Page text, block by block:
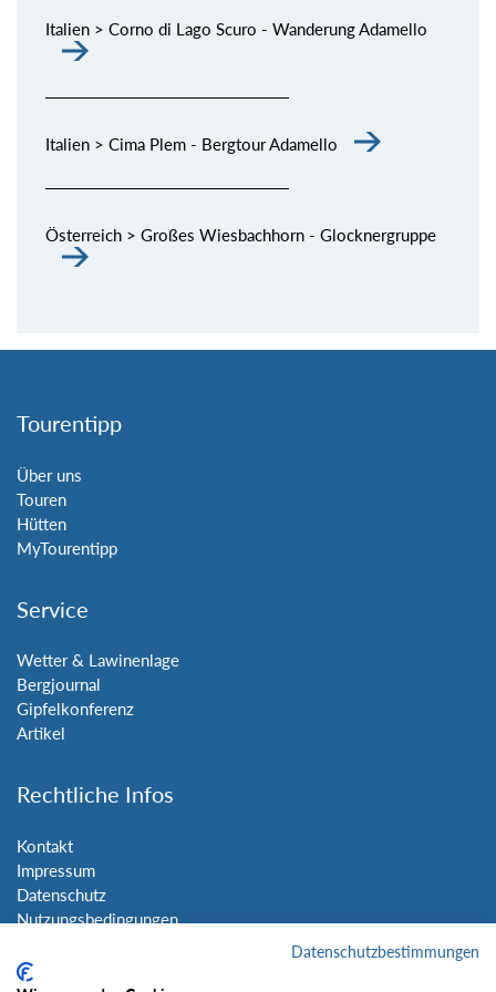
Italien > Corno di Lago Scuro - Wanderung Adamello
Italien > Cima Plem - Bergtour Adamello
Österreich > Großes Wiesbachhorn - Glocknergruppe
Tourentipp
Über uns
Touren
Hütten
MyTourentipp
Service
Wetter & Lawinenlage
Bergjournal
Gipfelkonferenz
Artikel
Rechtliche Infos
Kontakt
Impressum
Datenschutz
Nutzungsbedingungen
Datenschutzbestimmungen